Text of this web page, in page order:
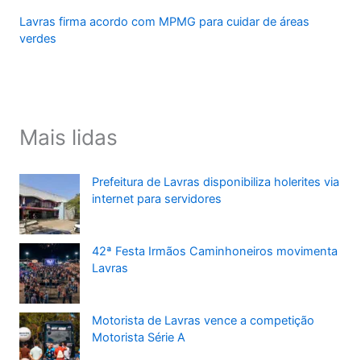
Lavras firma acordo com MPMG para cuidar de áreas
verdes
Mais lidas
Prefeitura de Lavras disponibiliza holerites via
internet para servidores
42ª Festa Irmãos Caminhoneiros movimenta
Lavras
Motorista de Lavras vence a competição
Motorista Série A